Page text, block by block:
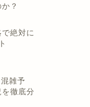
？
絶対に
雑予
徹底分